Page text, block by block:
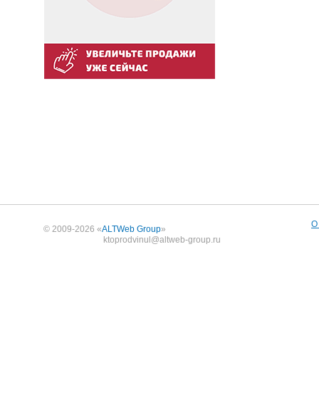
© 2009-2026 «ALTWeb Group»
ktoprodvinul@altweb-group.ru
О